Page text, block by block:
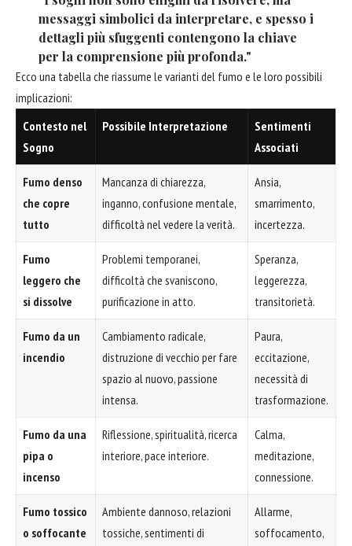
messaggi simbolici da interpretare, e spesso i
dettagli più sfuggenti contengono la chiave
per la comprensione più profonda."
Ecco una tabella che riassume le varianti del fumo e le loro possibili
implicazioni:
Contesto nel
Sogno
Possibile Interpretazione
Sentimenti
Associati
Fumo denso
che copre
tutto
Mancanza di chiarezza,
inganno, confusione mentale,
difficoltà nel vedere la verità.
Ansia,
smarrimento,
incertezza.
Fumo
leggero che
si dissolve
Problemi temporanei,
difficoltà che svaniscono,
purificazione in atto.
Speranza,
leggerezza,
transitorietà.
Fumo da un
incendio
Cambiamento radicale,
distruzione di vecchio per fare
spazio al nuovo, passione
intensa.
Paura,
eccitazione,
necessità di
trasformazione.
Fumo da una
pipa o
incenso
Riflessione, spiritualità, ricerca
interiore, pace interiore.
Calma,
meditazione,
connessione.
Fumo tossico
o soffocante
Ambiente dannoso, relazioni
tossiche, sentimenti di
Allarme,
soffocamento,